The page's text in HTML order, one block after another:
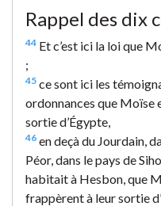
Rappel des dix
44 Et c’est ici la loi que
;
45 ce sont ici les
ordonnances que Moïse
sortie d’Égypte,
46 en deçà du Jourdain,
Péor, dans le pays de
habitait à Hesbon, que
frappèrent à leur sortie